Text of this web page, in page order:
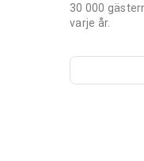
30 000
varje år.